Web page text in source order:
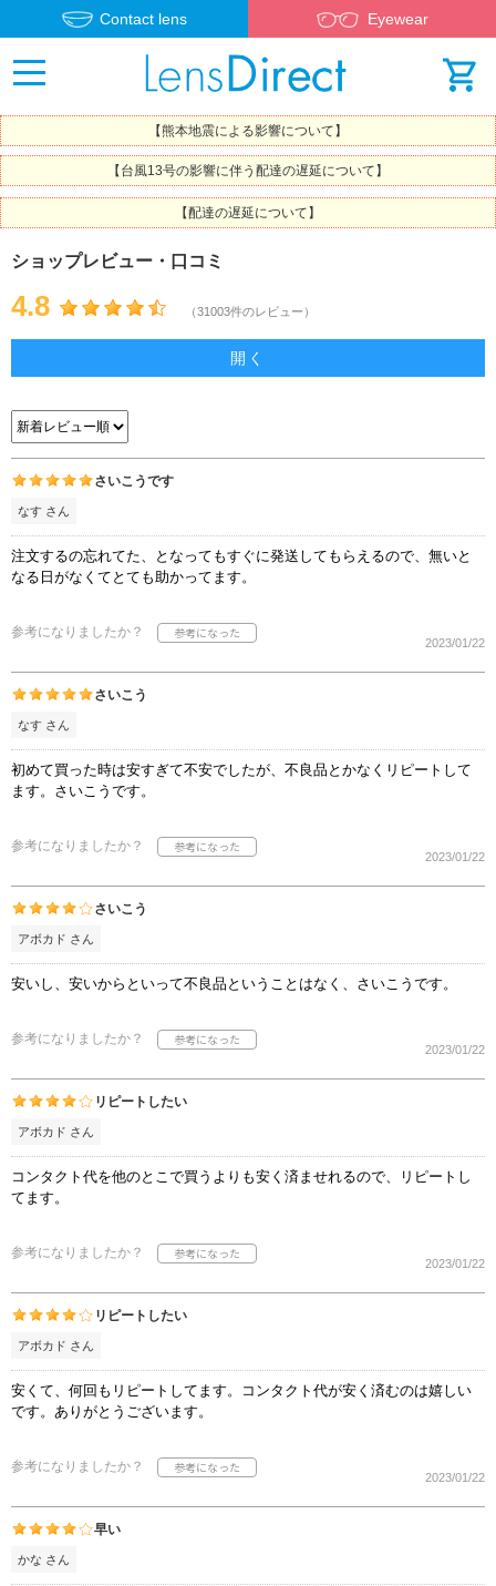
Contact lens Eyewear
【熊本地震による影響について】
【台風13号の影響に伴う配達の遅延について】
【配達の遅延について】
ショップレビュー・口コミ
4.8 （31003件のレビュー）
開く
さいこうです
なす さん
注文するの忘れてた、となってもすぐに発送してもらえるので、無いと
なる日がなくてとても助かってます。
参考になりましたか？
2023/01/22
さいこう
なす さん
初めて買った時は安すぎて不安でしたが、不良品とかなくリピートして
ます。さいこうです。
参考になりましたか？
2023/01/22
さいこう
アボカド さん
安いし、安いからといって不良品ということはなく、さいこうです。
参考になりましたか？
2023/01/22
リピートしたい
アボカド さん
コンタクト代を他のとこで買うよりも安く済ませれるので、リピートし
てます。
参考になりましたか？
2023/01/22
リピートしたい
アボカド さん
安くて、何回もリピートしてます。コンタクト代が安く済むのは嬉しい
です。ありがとうございます。
参考になりましたか？
2023/01/22
早い
かな さん